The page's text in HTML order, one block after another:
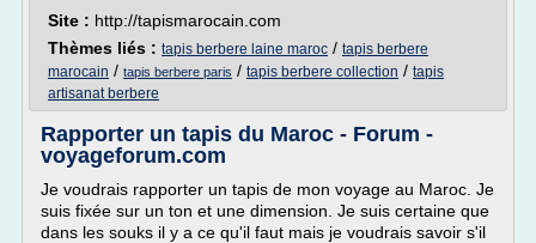
Site : http://tapismarocain.com
Thèmes liés : tapis berbere laine maroc / tapis berbere
marocain / tapis berbere paris / tapis berbere collection / tapis
artisanat berbere
Rapporter un tapis du Maroc - Forum -
voyageforum.com
Je voudrais rapporter un tapis de mon voyage au Maroc. Je
suis fixée sur un ton et une dimension. Je suis certaine que
dans les souks il y a ce qu'il faut mais je voudrais savoir s'il